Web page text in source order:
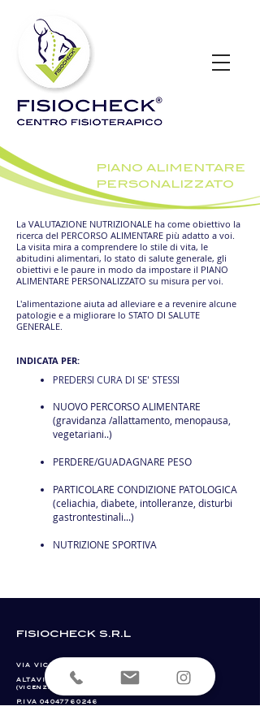
PIANO ALIMENTARE
PERSONALIZZATO
La VALUTAZIONE NUTRIZIONALE ha come obiettivo la
ricerca del PERCORSO ALIMENTARE più adatto a voi.
La visita mira a comprendere lo stile di vita, le
abitudini alimentari, lo stato di salute generale, gli
obiettivi e le paure in modo da impostare il PIANO
ALIMENTARE PERSONALIZZATO su misura per voi.
L'alimentazione aiuta ad alleviare e a revenire alcune
patologie e a migliorare lo STATO DI SALUTE
GENERALE.
INDICATA PER:
PREDERSI CURA DI SE' STESSI
NUOVO PERCORSO ALIMENTARE
(gravidanza /allattamento, menopausa,
vegetariani..)
PERDERE/GUADAGNARE PESO
PARTICOLARE CONDIZIONE PATOLOGICA
(celiachia, diabete, intolleranze, disturbi
gastrontestinali...)
NUTRIZIONE SPORTIVA
fisiocheck s.r.l
VIA VICENZA, 43
ALTAVILLA VICENTINA 36077
(vicenza)
P.IVA04047760246